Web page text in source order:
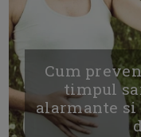
Cum
timpul
alarmante si